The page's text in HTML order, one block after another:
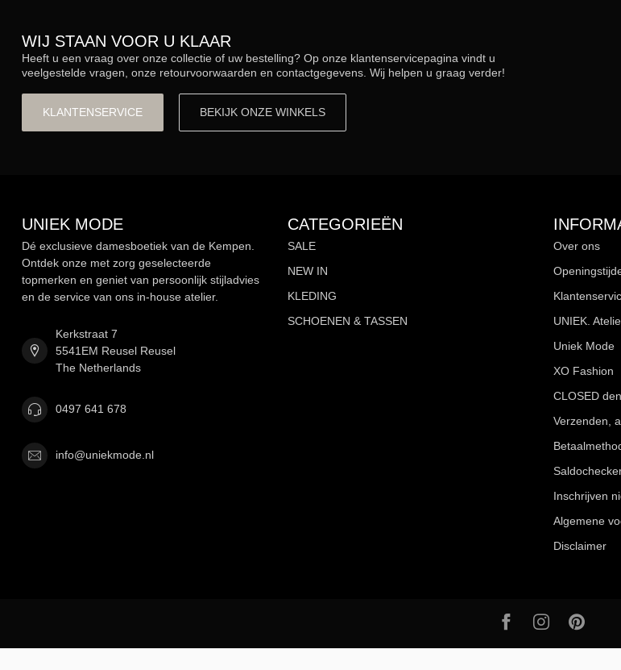
WIJ STAAN VOOR U KLAAR
Heeft u een vraag over onze collectie of uw bestelling? Op onze klantenservicepagina vindt u
veelgestelde vragen, onze retourvoorwaarden en contactgegevens. Wij helpen u graag verder!
KLANTENSERVICE BEKIJK ONZE WINKELS
UNIEK MODE
Dé exclusieve damesboetiek van de Kempen.
Ontdek onze met zorg geselecteerde
topmerken en geniet van persoonlijk stijladvies
en de service van ons in-house atelier.
Kerkstraat 7
5541EM Reusel Reusel
The Netherlands
0497 641 678
info@uniekmode.nl
CATEGORIEËN
SALE
NEW IN
KLEDING
SCHOENEN & TASSEN
Over ons
UNIEK.
Uniek Mode
XO Fashion
CLOSED
Verzenden,
Inschrijven
Algemene
Disclaimer